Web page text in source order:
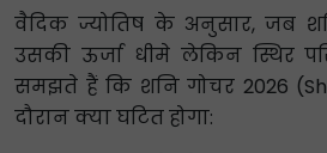
वैदिक ज्योतिष के अनुसार, जब
उसकी ऊर्जा धीमे लेकिन स्थिर
समझते हैं कि शनि गोचर 2026
दौरान क्या घटित होगा: